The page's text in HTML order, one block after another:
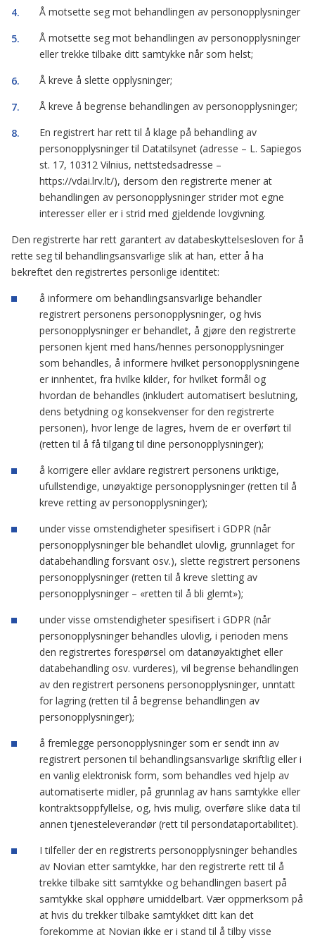
Å motsette seg mot behandlingen av personopplysninger
Å motsette seg mot behandlingen av personopplysninger
eller trekke tilbake ditt samtykke når som helst;
Å kreve å slette opplysninger;
Å kreve å begrense behandlingen av personopplysninger;
En registrert har rett til å klage på behandling av
personopplysninger til Datatilsynet (adresse – L. Sapiegos
st. 17, 10312 Vilnius, nettstedsadresse –
https://vdai.lrv.lt/), dersom den registrerte mener at
behandlingen av personopplysninger strider mot egne
interesser eller er i strid med gjeldende lovgivning.
Den registrerte har rett garantert av databeskyttelsesloven for å
rette seg til behandlingsansvarlige slik at han, etter å ha
bekreftet den registrertes personlige identitet:
å informere om behandlingsansvarlige behandler
registrert personens personopplysninger, og hvis
personopplysninger er behandlet, å gjøre den registrerte
personen kjent med hans/hennes personopplysninger
som behandles, å informere hvilket personopplysningene
er innhentet, fra hvilke kilder, for hvilket formål og
hvordan de behandles (inkludert automatisert beslutning,
dens betydning og konsekvenser for den registrerte
personen), hvor lenge de lagres, hvem de er overført til
(retten til å få tilgang til dine personopplysninger);
å korrigere eller avklare registrert personens uriktige,
ufullstendige, unøyaktige personopplysninger (retten til å
kreve retting av personopplysninger);
under visse omstendigheter spesifisert i GDPR (når
personopplysninger ble behandlet ulovlig, grunnlaget for
databehandling forsvant osv.), slette registrert personens
personopplysninger (retten til å kreve sletting av
personopplysninger – «retten til å bli glemt»);
under visse omstendigheter spesifisert i GDPR (når
personopplysninger behandles ulovlig, i perioden mens
den registrertes forespørsel om datanøyaktighet eller
databehandling osv. vurderes), vil begrense behandlingen
av den registrert personens personopplysninger, unntatt
for lagring (retten til å begrense behandlingen av
personopplysninger);
å fremlegge personopplysninger som er sendt inn av
registrert personen til behandlingsansvarlige skriftlig eller i
en vanlig elektronisk form, som behandles ved hjelp av
automatiserte midler, på grunnlag av hans samtykke eller
kontraktsoppfyllelse, og, hvis mulig, overføre slike data til
annen tjenesteleverandør (rett til persondataportabilitet).
I tilfeller der en registrerts personopplysninger behandles
av Novian etter samtykke, har den registrerte rett til å
trekke tilbake sitt samtykke og behandlingen basert på
samtykke skal opphøre umiddelbart. Vær oppmerksom på
at hvis du trekker tilbake samtykket ditt kan det
forekomme at Novian ikke er i stand til å tilby visse